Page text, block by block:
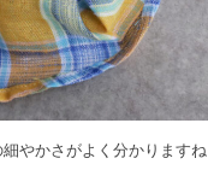
やかさがよく分かりますね